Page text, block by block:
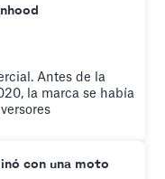
Antes de la
la marca se había
con una moto